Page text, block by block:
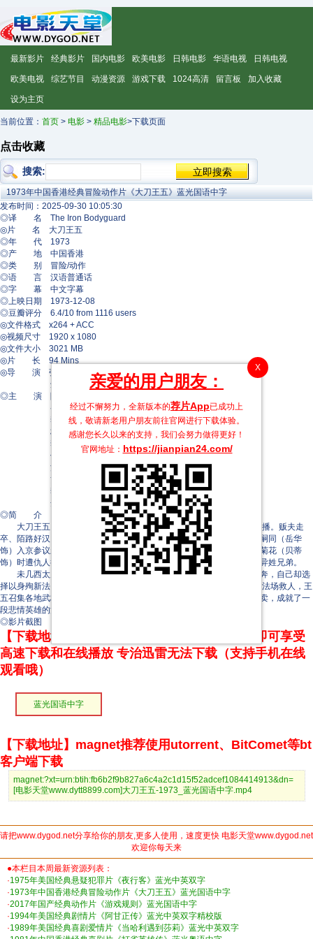
最新影片 经典影片 国内电影 欧美电影 日韩电影 华语电视 日韩电视
欧美电视 综艺节目 动漫资源 游戏下载 1024高清 留言板 加入收藏
设为主页
当前位置： 首页 > 电影 > 精品电影>下载页面
点击收藏
搜索:
X
亲爱的用户朋友：
经过不懈努力，全新版本的荐片App已成功上
线，敬请新老用户朋友前往官网进行下载体验。
感谢您长久以来的支持，我们会努力做得更好！
官网地址： https://jianpian24.com/
1973年中国香港经典冒险动作片《大刀王五》蓝光国语中字
发布时间：2025-09-30 10:05:30
◎译 名 The Iron Bodyguard
◎片 名 大刀王五
◎年 代 1973
◎产 地 中国香港
◎类 别 冒险/动作
◎语 言 汉语普通话
◎字 幕 中文字幕
◎上映日期 1973-12-08
◎豆瓣评分 6.4/10 from 1116 users
◎文件格式 x264 + ACC
◎视频尺寸 1920 x 1080
◎文件大小 3021 MB
◎片 长 94 Mins
◎导 演 张彻
鲍学礼
◎主 演 陈观泰
岳华
李修贤
杨柏尘
李鹏飞
何刚
江可欣
黄侃
李寿祺
余袁稳
◎简 介
大刀王五（陈观泰 饰）本为北京城内豪杰，经营镖局为生，侠名远播。贩夫走
卒、陌路好汉，遇事喊一声五爷，则王五必出面维护。湖北巡抚之子谭嗣同（岳华
饰）入京参议新政，慕王五侠义之名，有心结识。是日王五相会情人金菊花（贝蒂
饰）时遭仇人拦截，谭嗣同仗义助拳，二人相谈甚欢，结为豪气干云的异姓兄弟。
未几西太后废止变法，打压新党。谭嗣同托付王五护送康梁二人出奔，自己却选
择以身殉新法。王五与谭妹（李丽丽 饰）苦劝无果，遂决定于行刑时劫法场救人，王
五召集各地武林好汉入京，同时在衙门内安插奥援，无奈最终被叛徒出卖，成就了一
段悲情英雄的江湖往事。
◎影片截图
【下载地址】本站专属下载器：点击下方链接 即可享受
高速下载和在线播放 专治迅雷无法下载（支持手机在线
观看哦）
蓝光国语中字
【下载地址】magnet推荐使用utorrent、BitComet等bt
客户端下载
magnet:?xt=urn:btih:fb6b2f9b827a6c4a2c1d15f52adcef1084414913&dn=
[电影天堂www.dytt8899.com]大刀王五-1973_蓝光国语中字.mp4
请把www.dygod.net分享给你的朋友,更多人使用，速度更快 电影天堂www.dygod.net
欢迎你每天来
●本栏目本周最新资源列表：
·1975年美国经典悬疑犯罪片《夜行客》蓝光中英双字
·1973年中国香港经典冒险动作片《大刀王五》蓝光国语中字
·2017年国产经典动作片《游戏规则》蓝光国语中字
·1994年美国经典剧情片《阿甘正传》蓝光中英双字精校版
·1989年美国经典喜剧爱情片《当哈利遇到莎莉》蓝光中英双字